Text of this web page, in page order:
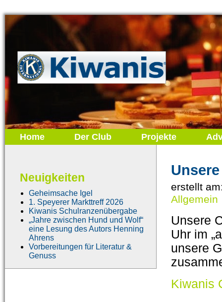
Home Der Club Projekte
Neuigkeiten
Geheimsache Igel
1. Speyerer Markttreff 2026
Kiwanis Schulranzenübergabe
„Jahre zwischen Hund und Wolf“
eine Lesung des Autors Henning
Ahrens
Vorbereitungen für Literatur &
Genuss
erstellt
Allgemein
Unsere
Uhr im
unsere
Kiwanis